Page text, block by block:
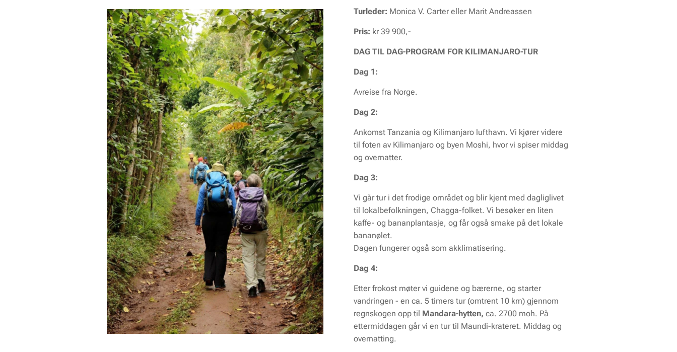
Turleder: Monica V. Carter eller Marit Andreassen
Pris: kr 39 900,-
DAG TIL DAG-PROGRAM FOR KILIMANJARO-TUR
Dag 1:
Avreise fra Norge.
Dag 2:
Ankomst Tanzania og Kilimanjaro lufthavn. Vi kjører videre
til foten av Kilimanjaro og byen Moshi, hvor vi spiser middag
og overnatter.
Dag 3:
Vi går tur i det frodige området og blir kjent med dagliglivet
til lokalbefolkningen, Chagga-folket. Vi besøker en liten
kaffe- og bananplantasje, og får også smake på det lokale
bananølet.
Dagen fungerer også som akklimatisering.
Dag 4:
Etter frokost møter vi guidene og bærerne, og starter
vandringen - en ca. 5 timers tur (omtrent 10 km) gjennom
regnskogen opp til Mandara-hytten, ca. 2700 moh. På
ettermiddagen går vi en tur til Maundi-krateret. Middag og
overnatting.